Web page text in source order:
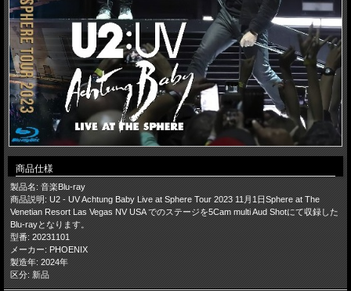
商品仕様
製品名: 音楽Blu-ray
商品説明: U2 - UV Achtung Baby Live at Sphere Tour 2023 11月1日Sphere at The
Venetian Resort Las Vegas NV USA でのステージを5Cam multi Aud Shotにて収録した
Blu-rayとなります。
型番: 20231101
メーカー: PHOENIX
製造年: 2024年
区分: 新品